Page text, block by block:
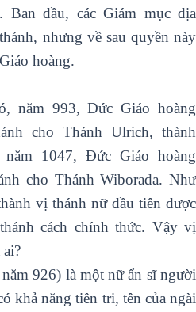
Ban đầu, các Giám mục địa
nhưng về sau quyền này
hoàng.
năm 993, Đức Giáo hoàng
cho Thánh Ulrich, thành
1047, Đức Giáo hoàng
cho Thánh Wiborada. Như
vị thánh nữ đầu tiên được
cách chính thức. Vậy vị
926) là một nữ ẩn sĩ người
khả năng tiên tri, tên của ngài